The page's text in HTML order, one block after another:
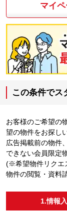
マイ
この条件でス
お客様のご希望の
望の物件をお探し
広告掲載前の物件
できない会員限定
(※希望物件リクエ
物件の閲覧・資料
1.情報